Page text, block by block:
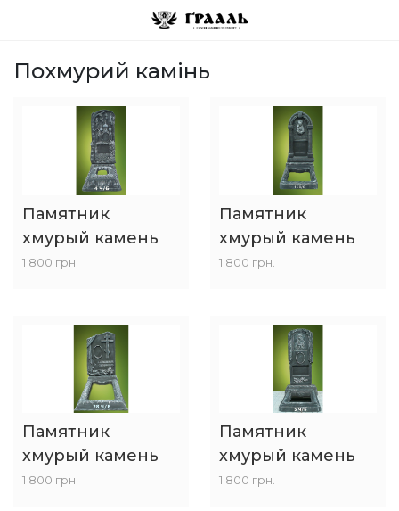
Похмурий камінь
Памятник
хмурый камень
1 800 грн.
Памятник
хмурый камень
1 800 грн.
Памятник
хмурый камень
1 800 грн.
Памятник
хмурый камень
1 800 грн.